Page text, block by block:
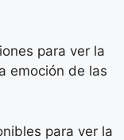
para ver la
emoción de las
para ver la